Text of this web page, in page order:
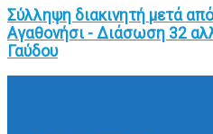
Σύλληψη διακινητή μετά
Αγαθονήσι - Διάσωση 32
Γαύδου